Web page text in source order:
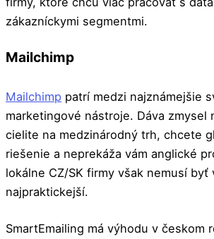
zákazníckymi segmentmi.
Mailchimp
Mailchimp patrí medzi najznámejšie
marketingové nástroje. Dáva zmysel
cielite na medzinárodný trh, chcete
riešenie a neprekáža vám anglické
lokálne CZ/SK firmy však nemusí byť
najpraktickejší.
SmartEmailing má výhodu v českom